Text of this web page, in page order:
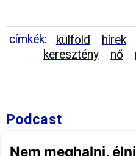
címkék: külföld hírek
keresztény
nő
Podcast